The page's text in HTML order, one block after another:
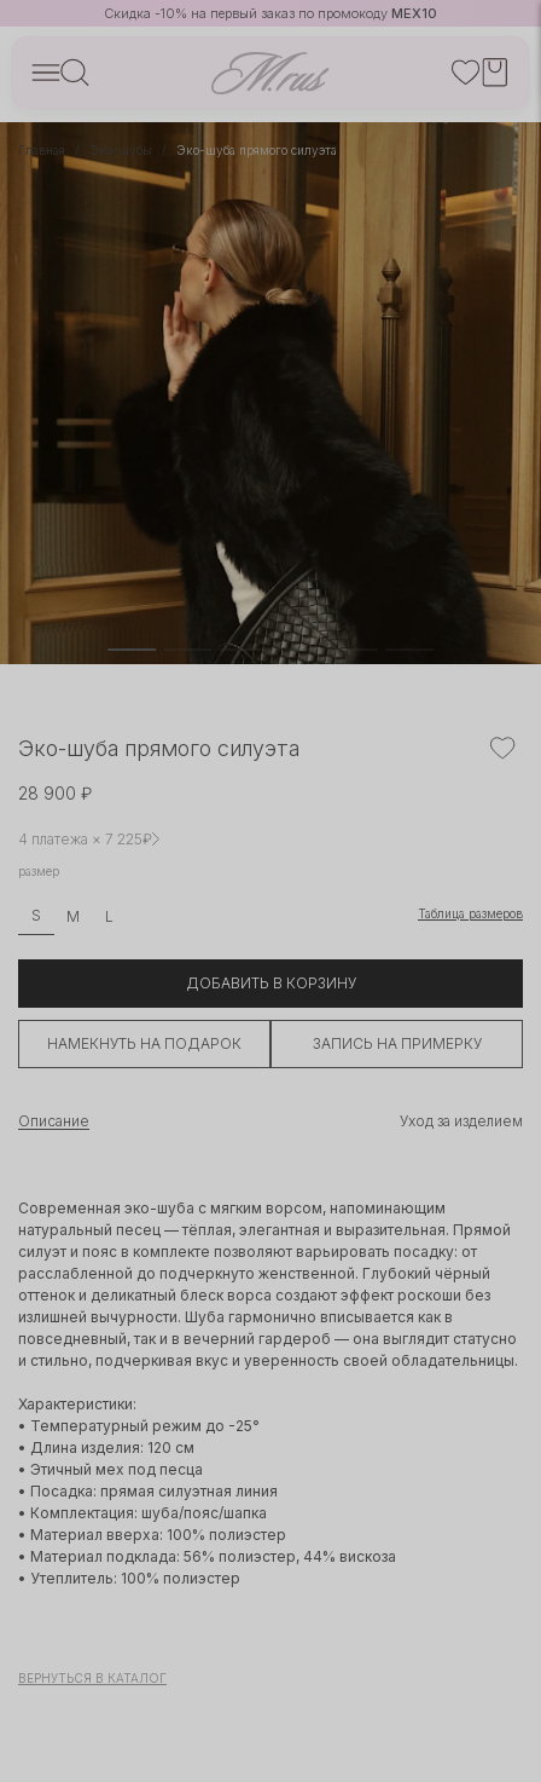
Скидка -10% на первый заказ по промокоду MEX10
Главная Эко-шубы Эко-шуба прямого силуэта
Эко-шуба прямого силуэта
28 900 ₽
4 платежа × 7 225₽
размер
S M L Таблица размеров
ДОБАВИТЬ В КОРЗИНУ
НАМЕКНУТЬ НА ПОДАРОК ЗАПИСЬ НА ПРИМЕРКУ
Описание Уход за изделием
Современная эко-шуба с мягким ворсом, напоминающим
натуральный песец — тёплая, элегантная и выразительная. Прямой
силуэт и пояс в комплекте позволяют варьировать посадку: от
расслабленной до подчеркнуто женственной. Глубокий чёрный
оттенок и деликатный блеск ворса создают эффект роскоши без
излишней вычурности. Шуба гармонично вписывается как в
повседневный, так и в вечерний гардероб — она выглядит статусно
и стильно, подчеркивая вкус и уверенность своей обладательницы.
Характеристики:
• Температурный режим до -25°
• Длина изделия: 120 см
• Этичный мех под песца
• Посадка: прямая силуэтная линия
• Комплектация: шуба/пояс/шапка
• Материал вверха: 100% полиэстер
• Материал подклада: 56% полиэстер, 44% вискоза
• Утеплитель: 100% полиэстер
ВЕРНУТЬСЯ В КАТАЛОГ